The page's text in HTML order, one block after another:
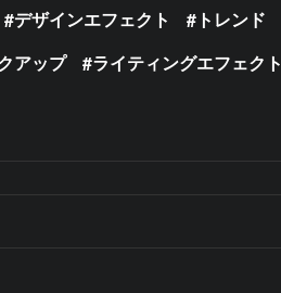
デザインエフェクト トレンド
アップ ライティングエフェクト